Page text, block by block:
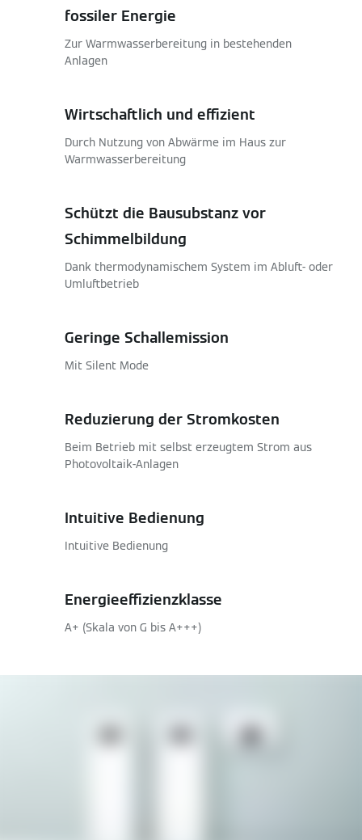
fossiler Energie
Zur Warmwasserbereitung in bestehenden
Anlagen
Wirtschaftlich und effizient
Durch Nutzung von Abwärme im Haus zur
Warmwasserbereitung
Schützt die Bausubstanz vor
Schimmelbildung
Dank thermodynamischem System im Abluft- oder
Umluftbetrieb
Geringe Schallemission
Mit Silent Mode
Reduzierung der Stromkosten
Beim Betrieb mit selbst erzeugtem Strom aus
Photovoltaik-Anlagen
Intuitive Bedienung
Intuitive Bedienung
Energieeffizienzklasse
A+ (Skala von G bis A+++)